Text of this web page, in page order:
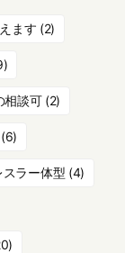
ます (2)
相談可(2)
(6)
スラー体型 (4)